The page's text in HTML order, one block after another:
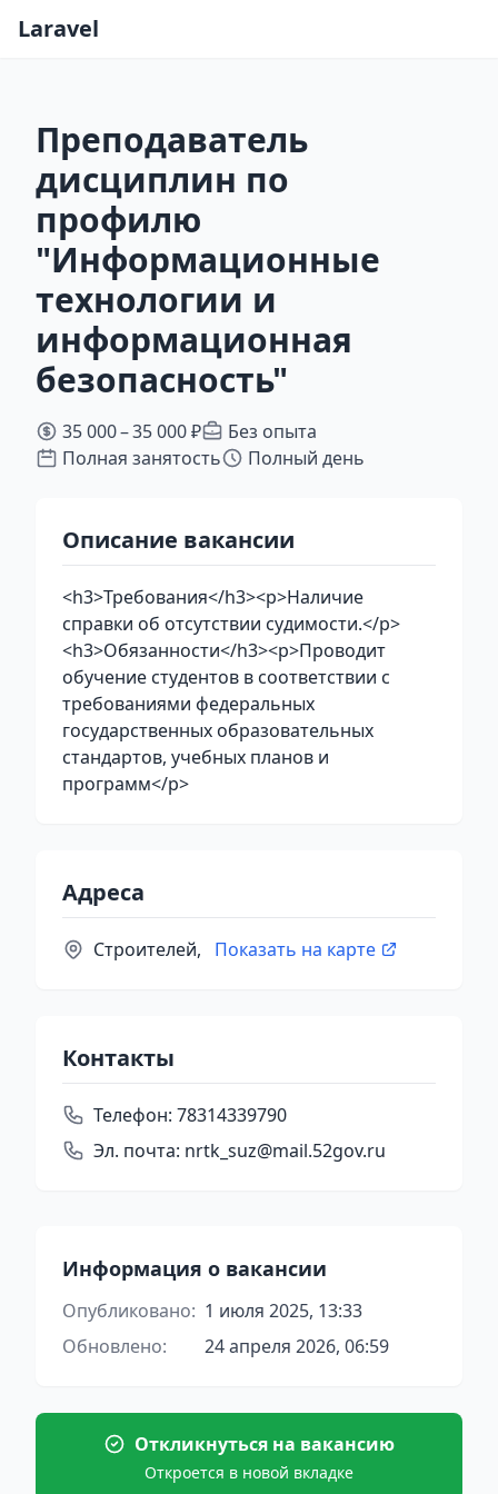
Laravel
Преподаватель
дисциплин по
профилю
"Информационные
технологии и
информационная
безопасность"
35 000 – 35 000 ₽
Без опыта
Полная занятость
Полный день
Описание вакансии
<h3>Требования</h3><p>Наличие
справки об отсутствии судимости.</p>
<h3>Обязанности</h3><p>Проводит
обучение студентов в соответствии с
требованиями федеральных
государственных образовательных
стандартов, учебных планов и
программ</p>
Адреса
Строителей, Показать на карте
Контакты
Телефон: 78314339790
Эл. почта: nrtk_suz@mail.52gov.ru
Информация о вакансии
Опубликовано: 1 июля 2025, 13:33
Обновлено:
24 апреля 2026, 06:59
Откликнуться на вакансию
Откроется в новой вкладке